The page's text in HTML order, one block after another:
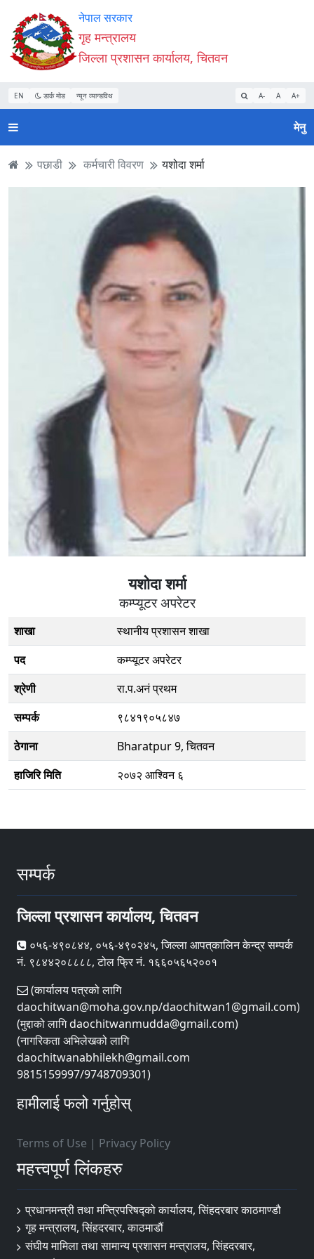
Accessibility
Mode
सुरु
गर्नुहोस्
सामाग्री
पढ्नुहाेस्
नेभिगेसन
पढ्नुहाेस्
वेबसाइट
खोजमा
जानुहोस्
नेपाल सरकार
गृह मन्त्रालय
जिल्ला प्रशासन कार्यालय, चितवन
EN डार्क मोड न्यून व्यान्डविथ A- A A+
मेनु
पछाडी कर्मचारी विवरण यशोदा शर्मा
यशोदा शर्मा
कम्प्यूटर अपरेटर
शाखा
स्थानीय प्रशासन शाखा
पद
कम्प्यूटर अपरेटर
श्रेणी
रा.प.अनं प्रथम
सम्पर्क
९८४१९०५८४७
ठेगाना
Bharatpur 9, चितवन
हाजिरि मिति
२०७२ आश्विन ६
सम्पर्क
जिल्ला प्रशासन कार्यालय, चितवन
०५६-४९०८४४, ०५६-४९०२४५, जिल्ला आपत्‌कालिन केन्द्र सम्पर्क
नं. ९८४४२०८८८८, टोल फ्रि नं. १६६०५६५२००१
(कार्यालय पत्रको लागि
daochitwan@moha.gov.np/daochitwan1@gmail.com)
(मुद्दाको लागि daochitwanmudda@gmail.com)
(नागरिकता अभिलेखको लागि
daochitwanabhilekh@gmail.com
9815159997/9748709301)
हामीलाई फलो गर्नुहोस्
Terms of Use | Privacy Policy
महत्त्वपूर्ण लिंकहरु
प्रधानमन्त्री तथा मन्त्रिपरिषद्को कार्यालय, सिंहदरबार काठमाण्डौ
गृह मन्त्रालय, सिंहदरबार, काठमाडौं
संघीय मामिला तथा सामान्य प्रशासन मन्त्रालय, सिंहदरबार,